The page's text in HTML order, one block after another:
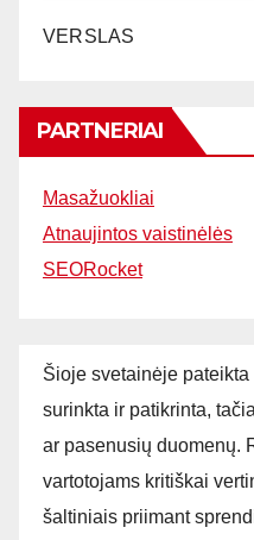
VERSLAS
PARTNERIAI
Masažuokliai
Atnaujintos vaistinėlės
SEORocket
Šioje svetainėje
surinkta ir patikrinta,
ar pasenusių duomenų.
vartotojams kritiškai
šaltiniais priimant